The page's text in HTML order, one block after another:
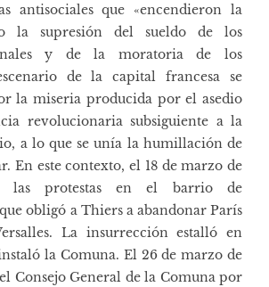
antisociales que «encendieron la
la supresión del sueldo de los
y de la moratoria de los
de la capital francesa se
la miseria producida por el asedio
revolucionaria subsiguiente a la
a lo que se unía la humillación de
En este contexto, el 18 de marzo de
las protestas en el barrio de
obligó a Thiers a abandonar París
La insurrección estalló en
la Comuna. El 26 de marzo de
el Consejo General de la Comuna por